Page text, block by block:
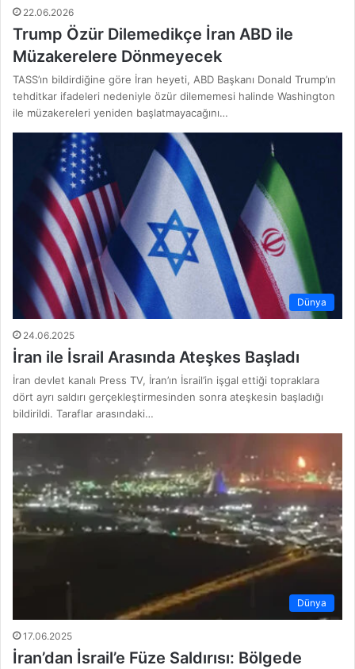
22.06.2026
Trump Özür Dilemedikçe İran ABD ile
Müzakerelere Dönmeyecek
TASS’ın bildirdiğine göre İran heyeti, ABD Başkanı Donald Trump’ın
tehditkar ifadeleri nedeniyle özür dilememesi halinde Washington
ile müzakereleri yeniden başlatmayacağını…
Dünya
24.06.2025
İran ile İsrail Arasında Ateşkes Başladı
İran devlet kanalı Press TV, İran’ın İsrail’in işgal ettiği topraklara
dört ayrı saldırı gerçekleştirmesinden sonra ateşkesin başladığı
bildirildi. Taraflar arasındaki…
Dünya
17.06.2025
İran’dan İsrail’e Füze Saldırısı: Bölgede